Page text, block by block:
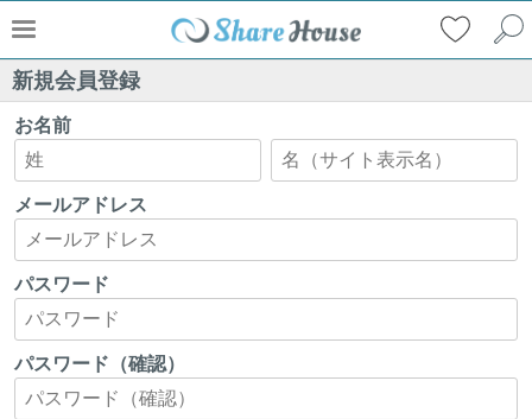
新規会員登録
お名前
メールアドレス
パスワード
パスワード（確認）